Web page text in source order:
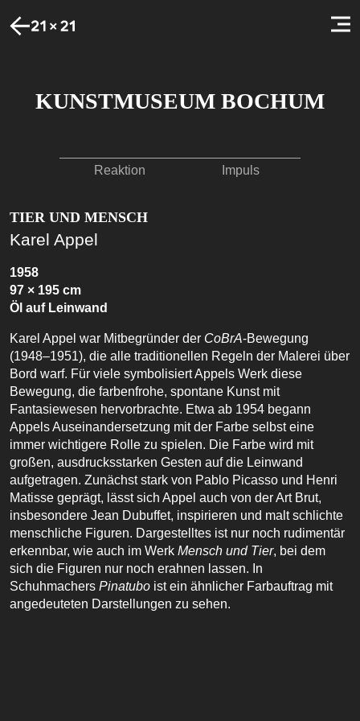
KUNSTMUSEUM BOCHUM
Reaktion Impuls
TIER UND MENSCH
Karel Appel
1958
97 × 195 cm
Öl auf Leinwand
Karel Appel war Mitbegründer der CoBrA-Bewegung
(1948–1951), die alle traditionellen Regeln der Malerei über
Bord warf. Für viele symbolisiert Appels Werk diese
Bewegung, die farbenfrohe, spontane Kunst mit
Fantasiewesen hervorbrachte. Etwa ab 1954 begann
Appels Auseinandersetzung mit der Farbe selbst eine
immer wichtigere Rolle zu spielen. Die Farbe wird mit
großen, ausdrucksstarken Gesten auf die Leinwand
aufgetragen. Zunächst stark von Pablo Picasso und Henri
Matisse geprägt, lässt sich Appel auch von der Art Brut,
insbesondere Jean Dubuffet, inspirieren und malt schlichte
menschliche Figuren. Dargestelltes ist nur noch rudimentär
erkennbar, wie auch im Werk Mensch und Tier, bei dem
sich die Figuren nur noch erahnen lassen. In
Schuhmachers Pinatubo ist ein ähnlicher Farbauftrag mit
angedeuteten Darstellungen zu sehen.